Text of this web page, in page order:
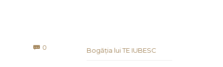
 0 Bogăția lui TE IUBESC